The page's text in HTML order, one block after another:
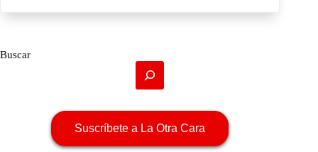
Buscar
Suscríbete a La Otra Cara